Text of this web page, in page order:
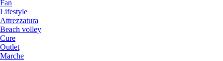
Fan
Lifestyle
Attrezzatura
Beach volley
Cure
Outlet
Marche